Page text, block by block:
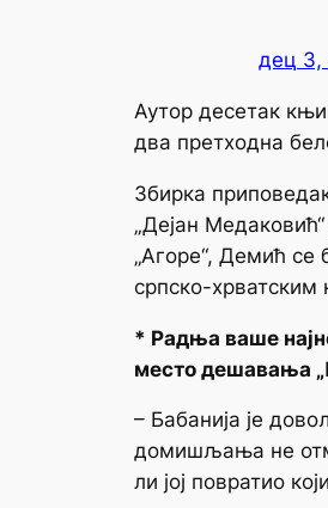
дец 3,
Аутор десетак
два претходна
Збирка
„Дејан
„Агоре“, Демић се
српско-
* Радња ваше
место дешавања
– Бабанија је
домишљања не
ли јој повратио